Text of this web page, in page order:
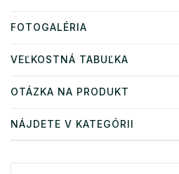
FOTOGALÉRIA
VEĽKOSTNÁ TABUĽKA
OTÁZKA NA PRODUKT
NÁJDETE V KATEGÓRII